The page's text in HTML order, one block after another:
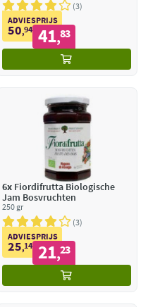
3
ADVIESPRIJS
50,94 41,83
6xFiordifrutta Biologische
Jam Bosvruchten
250 gr
3
ADVIESPRIJS
25,14 21,23